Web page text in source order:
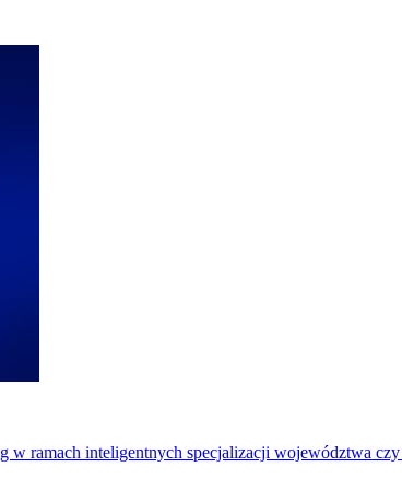
ramach inteligentnych specjalizacji województwa